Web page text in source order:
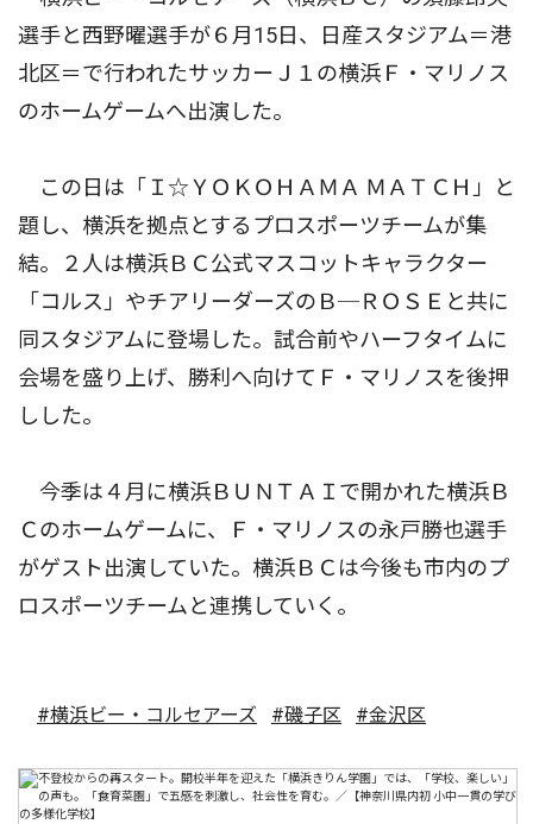
選手と西野曜選手が６月15日、日産スタジアム＝港
北区＝で行われたサッカーＪ１の横浜Ｆ・マリノス
のホームゲームへ出演した。
この日は「Ｉ☆ＹＯＫＯＨＡＭＡ ＭＡＴＣＨ」と
題し、横浜を拠点とするプロスポーツチームが集
結。２人は横浜ＢＣ公式マスコットキャラクター
「コルス」やチアリーダーズのＢ─ＲＯＳＥと共に
同スタジアムに登場した。試合前やハーフタイムに
会場を盛り上げ、勝利へ向けてＦ・マリノスを後押
しした。
今季は４月に横浜ＢＵＮＴＡＩで開かれた横浜Ｂ
Ｃのホームゲームに、Ｆ・マリノスの永戸勝也選手
がゲスト出演していた。横浜ＢＣは今後も市内のプ
ロスポーツチームと連携していく。
#横浜ビー・コルセアーズ #磯子区 #金沢区